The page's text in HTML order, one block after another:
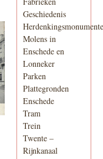
Geschiedenis
Molens in
Enschede en
Lonneker
Parken
Plattegronden
Enschede
Tram
Trein
Twente –
Rijnkanaal